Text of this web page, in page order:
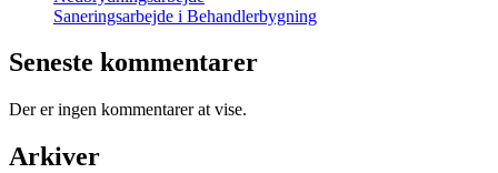
Saneringsarbejde i Behandlerbygning
Seneste kommentarer
Der er ingen kommentarer at vise.
Arkiver